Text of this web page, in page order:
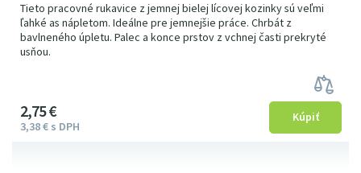
Tieto pracovné rukavice z jemnej bielej lícovej kozinky sú veľmi
ľahké as nápletom. Ideálne pre jemnejšie práce. Chrbát z
bavlneného úpletu. Palec a konce prstov z vchnej časti prekryté
usňou.
2 75€
3 38€ s DPH